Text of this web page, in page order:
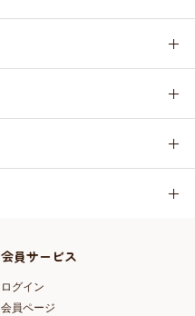
会員サービス
ログイン
会員ページ